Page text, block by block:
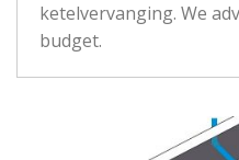
ketelvervanging. We
budget.